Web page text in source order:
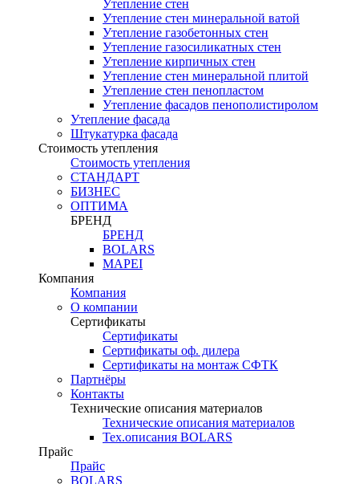
Утепление стен
Утепление стен минеральной ватой
Утепление газобетонных стен
Утепление газосиликатных стен
Утепление кирпичных стен
Утепление стен минеральной плитой
Утепление стен пенопластом
Утепление фасадов пенополистиролом
Утепление фасада
Штукатурка фасада
Стоимость утепления
Стоимость утепления
СТАНДАРТ
БИЗНЕС
ОПТИМА
БРЕНД
БРЕНД
BOLARS
MAPEI
Компания
Компания
О компании
Сертификаты
Сертификаты
Сертификаты оф. дилера
Сертификаты на монтаж СФТК
Партнёры
Контакты
Технические описания материалов
Технические описания материалов
Тех.описания BOLARS
Прайс
Прайс
BOLARS